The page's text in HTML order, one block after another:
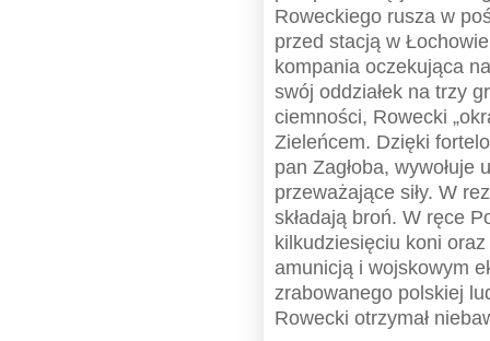
Roweckiego rusza w
przed stacją w
kompania oczekująca
swój oddziałek na trzy
ciemności, Rowecki
Zieleńcem. Dzięki
pan Zagłoba,
przeważające siły. W
składają broń. W ręce
kilkudziesięciu koni
amunicją i wojskowym
zrabowanego polskiej
Rowecki otrzymał